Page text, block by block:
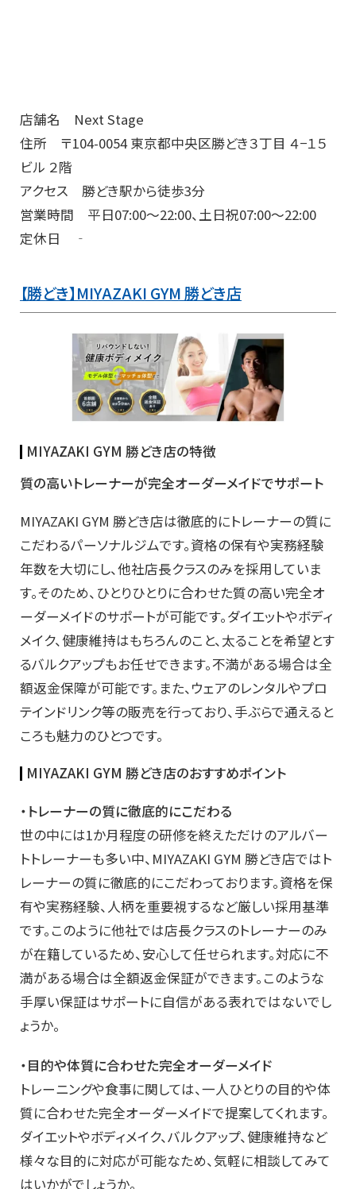
店舗名 Next Stage
住所 〒104-0054 東京都中央区勝どき３丁目 ４−１５
ビル ２階
アクセス 勝どき駅から徒歩3分
営業時間 平日07:00〜22:00、土日祝07:00〜22:00
定休日 ‐
【勝どき】MIYAZAKI GYM 勝どき店
MIYAZAKI GYM 勝どき店の特徴
質の高いトレーナーが完全オーダーメイドでサポート
MIYAZAKI GYM 勝どき店は徹底的にトレーナーの質に
こだわるパーソナルジムです。資格の保有や実務経験
年数を大切にし、他社店長クラスのみを採用していま
す。そのため、ひとりひとりに合わせた質の高い完全オ
ーダーメイドのサポートが可能です。ダイエットやボディ
メイク、健康維持はもちろんのこと、太ることを希望とす
るバルクアップもお任せできます。不満がある場合は全
額返金保障が可能です。また、ウェアのレンタルやプロ
テインドリンク等の販売を行っており、手ぶらで通えると
ころも魅力のひとつです。
MIYAZAKI GYM 勝どき店のおすすめポイント
・トレーナーの質に徹底的にこだわる
世の中には1か月程度の研修を終えただけのアルバー
トトレーナーも多い中、MIYAZAKI GYM 勝どき店ではト
レーナーの質に徹底的にこだわっております。資格を保
有や実務経験、人柄を重要視するなど厳しい採用基準
です。このように他社では店長クラスのトレーナーのみ
が在籍しているため、安心して任せられます。対応に不
満がある場合は全額返金保証ができます。このような
手厚い保証はサポートに自信がある表れではないでし
ょうか。
・目的や体質に合わせた完全オーダーメイド
トレーニングや食事に関しては、一人ひとりの目的や体
質に合わせた完全オーダーメイドで提案してくれます。
ダイエットやボディメイク、バルクアップ、健康維持など
様々な目的に対応が可能なため、気軽に相談してみて
はいかがでしょうか。